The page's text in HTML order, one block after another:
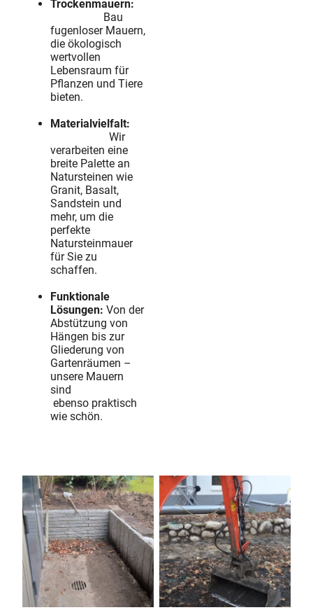
Trockenmauern:
Bau
fugenloser Mauern,
die ökologisch
wertvollen
Lebensraum für
Pflanzen und Tiere
bieten.
Materialvielfalt:
Wir
verarbeiten eine
breite Palette an
Natursteinen wie
Granit, Basalt,
Sandstein und
mehr, um die
perfekte
Natursteinmauer
für Sie zu
schaffen.
Funktionale
Lösungen: Von der
Abstützung von
Hängen bis zur
Gliederung von
Gartenräumen –
unsere Mauern
sind
ebenso praktisch
wie schön.